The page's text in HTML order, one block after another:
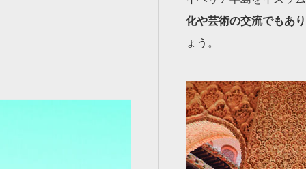
化や芸術の交流でもあ
ょう。